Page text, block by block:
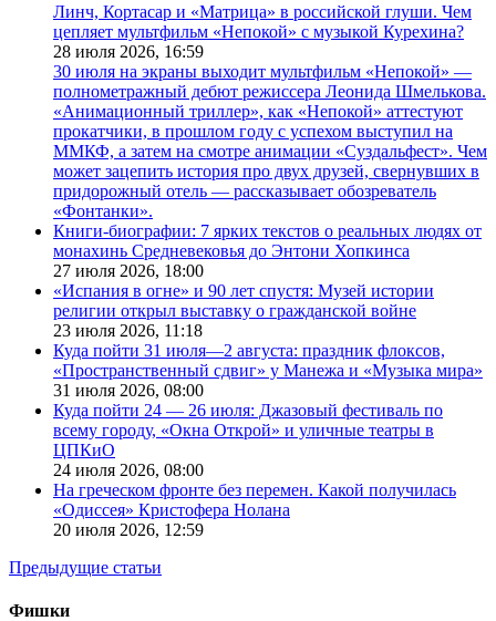
Линч, Кортасар и «Матрица» в российской глуши. Чем
цепляет мультфильм «Непокой» с музыкой Курехина?
28 июля 2026, 16:59
30 июля на экраны выходит мультфильм «Непокой» —
полнометражный дебют режиссера Леонида Шмелькова.
«Анимационный триллер», как «Непокой» аттестуют
прокатчики, в прошлом году с успехом выступил на
ММКФ, а затем на смотре анимации «Суздальфест». Чем
может зацепить история про двух друзей, свернувших в
придорожный отель — рассказывает обозреватель
«Фонтанки».
Книги-биографии: 7 ярких текстов о реальных людях от
монахинь Средневековья до Энтони Хопкинса
27 июля 2026, 18:00
«Испания в огне» и 90 лет спустя: Музей истории
религии открыл выставку о гражданской войне
23 июля 2026, 11:18
Куда пойти 31 июля—2 августа: праздник флоксов,
«Пространственный сдвиг» у Манежа и «Музыка мира»
31 июля 2026, 08:00
Куда пойти 24 — 26 июля: Джазовый фестиваль по
всему городу, «Окна Открой» и уличные театры в
ЦПКиО
24 июля 2026, 08:00
На греческом фронте без перемен. Какой получилась
«Одиссея» Кристофера Нолана
20 июля 2026, 12:59
Предыдущие статьи
Фишки